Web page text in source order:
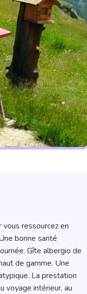
bonne santé
Gîte albergio de
de gamme. Une
La prestation
voyage intérieur, au